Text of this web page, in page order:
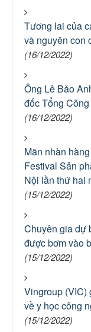
Tương lai của
và nguyên con
(16/12/2022)
Ông Lê Bảo
đốc Tổng
(16/12/2022)
Mãn nhàn
Festival Sản
Nội lần thứ hai
(15/12/2022)
Chuyên gia dự
được bơm vào
(15/12/2022)
Vingroup (VIC)
về y học công
(15/12/2022)